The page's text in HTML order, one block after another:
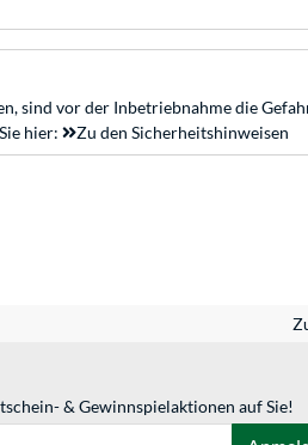
sind vor der Inbetriebnahme die
hier:
Zu den Sicherheitshinweisen
& Gewinnspielaktionen auf Sie!